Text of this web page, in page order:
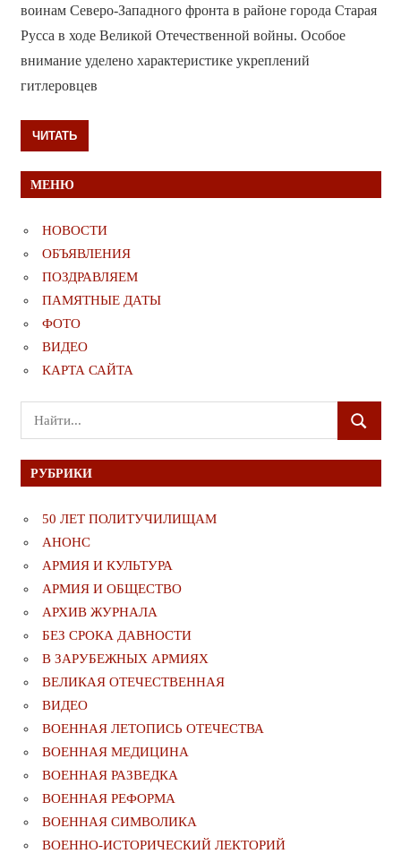
воинам Северо-Западного фронта в районе города Старая
Русса в ходе Великой Отечественной войны. Особое
внимание уделено характеристике укреплений
гитлеровцев
ЧИТАТЬ
МЕНЮ
НОВОСТИ
ОБЪЯВЛЕНИЯ
ПОЗДРАВЛЯЕМ
ПАМЯТНЫЕ ДАТЫ
ФОТО
ВИДЕО
КАРТА САЙТА
Поиск
для:
ПОИСК
РУБРИКИ
50 ЛЕТ ПОЛИТУЧИЛИЩАМ
АНОНС
АРМИЯ И КУЛЬТУРА
АРМИЯ И ОБЩЕСТВО
АРХИВ ЖУРНАЛА
БЕЗ СРОКА ДАВНОСТИ
В ЗАРУБЕЖНЫХ АРМИЯХ
ВЕЛИКАЯ ОТЕЧЕСТВЕННАЯ
ВИДЕО
ВОЕННАЯ ЛЕТОПИСЬ ОТЕЧЕСТВА
ВОЕННАЯ МЕДИЦИНА
ВОЕННАЯ РАЗВЕДКА
ВОЕННАЯ РЕФОРМА
ВОЕННАЯ СИМВОЛИКА
ВОЕННО-ИСТОРИЧЕСКИЙ ЛЕКТОРИЙ